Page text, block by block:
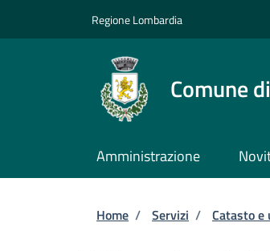
Regione Lombardia
Comune
Amministrazione
Briciole di
Home / Servizi / Catasto